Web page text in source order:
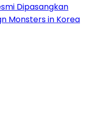
Dipasangkan
Monsters in Korea